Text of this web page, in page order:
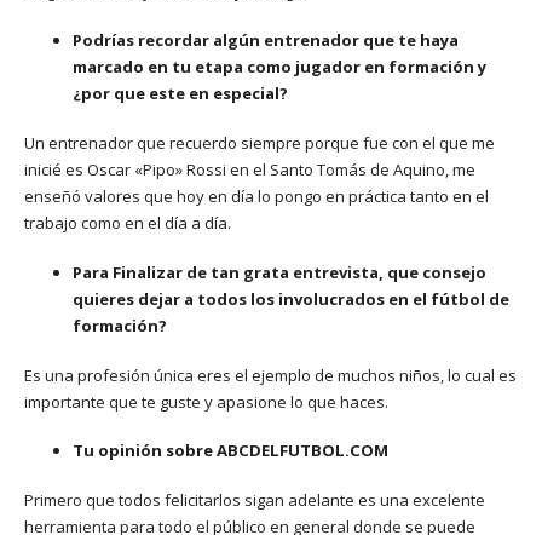
Podrías recordar algún entrenador que te haya
marcado en tu etapa como jugador en formación y
¿por que este en especial?
Un entrenador que recuerdo siempre porque fue con el que me
inicié es Oscar «Pipo» Rossi en el Santo Tomás de Aquino, me
enseñó valores que hoy en día lo pongo en práctica tanto en el
trabajo como en el día a día.
Para Finalizar de tan grata entrevista, que consejo
quieres dejar a todos los involucrados en el fútbol de
formación?
Es una profesión única eres el ejemplo de muchos niños, lo cual es
importante que te guste y apasione lo que haces.
Tu opinión sobre ABCDELFUTBOL.COM
Primero que todos felicitarlos sigan adelante es una excelente
herramienta para todo el público en general donde se puede